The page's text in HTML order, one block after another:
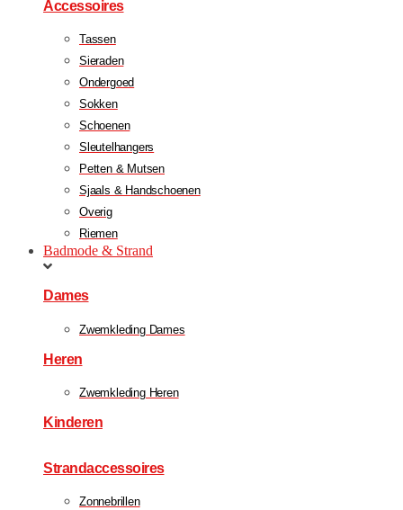
Accessoires
Tassen
Sieraden
Ondergoed
Sokken
Schoenen
Sleutelhangers
Petten & Mutsen
Sjaals & Handschoenen
Overig
Riemen
Badmode & Strand
Dames
Zwemkleding Dames
Heren
Zwemkleding Heren
Kinderen
Strandaccessoires
Zonnebrillen